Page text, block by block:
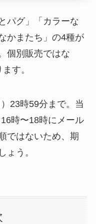
パグ」「カラーな
かまたち」の4種が
個別販売ではな
す。
23時59分まで。当
時〜18時にメール
ではないため、期
ょう。